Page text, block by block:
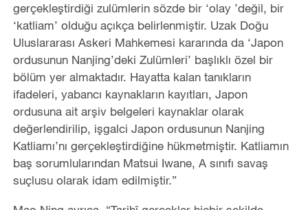
gerçekleştirdiği zulümlerin sözde bir ‘olay’değil, bir
‘katliam’ olduğu açıkça belirlenmiştir. Uzak Doğu
Uluslararası Askeri Mahkemesi kararında da ‘Japon
ordusunun Nanjing’deki Zulümleri’ başlıklı özel bir
bölüm yer almaktadır. Hayatta kalan tanıkların
ifadeleri, yabancı kaynakların kayıtları, Japon
ordusuna ait arşiv belgeleri kaynaklar olarak
değerlendirilip, işgalci Japon ordusunun Nanjing
Katliamı’nı gerçekleştirdiğine hükmetmiştir. Katliamın
baş sorumlularından Matsui Iwane, A sınıfı savaş
suçlusu olarak idam edilmiştir.”